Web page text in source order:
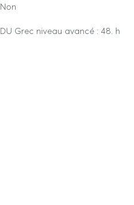
Non
DU Grec niveau avancé : 48. h